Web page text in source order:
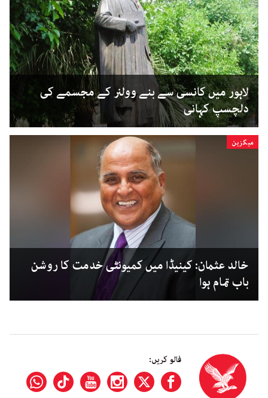
لاہور میں کانسی سے بنے وولنر کے مجسمے کی
دلچسپ کہانی
میگزین
خالد عثمان: کینیڈا میں کمیونٹی خدمت کا روشن
باب تمام ہوا
فالو کریں: